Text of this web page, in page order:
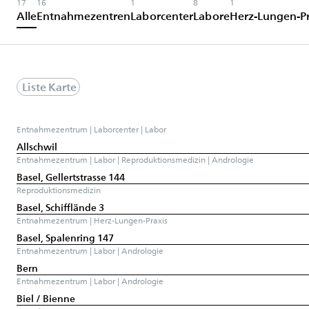
AlleEntnahmezentrenLaborcenterLaboreHerz-Lungen-
ListeKarte
Entnahmezentrum | Laborcenter | Labor
Allschwil
Entnahmezentrum | Labor | Reproduktionsmedizin | Andrologie
Basel, Gellertstrasse 144
Reproduktionsmedizin
Basel, Schifflände 3
Entnahmezentrum | Herz-Lungen-Praxis
Basel, Spalenring 147
Entnahmezentrum | Labor | Andrologie
Bern
Entnahmezentrum | Labor | Andrologie
Biel / Bienne